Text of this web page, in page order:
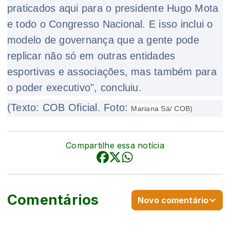
praticados aqui para o presidente Hugo Mota
e todo o Congresso Nacional. E isso inclui o
modelo de governança que a gente pode
replicar não só em outras entidades
esportivas e associações, mas também para
o poder executivo", concluiu.
(Texto: COB Oficial. Foto: Mariana Sá/ COB)
Compartilhe essa notícia
Comentários Novo comentário